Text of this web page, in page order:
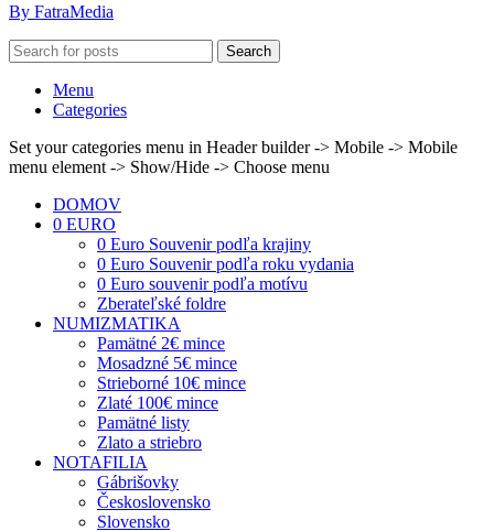
By FatraMedia
Search
Menu
Categories
Set your categories menu in Header builder -> Mobile -> Mobile
menu element -> Show/Hide -> Choose menu
DOMOV
0 EURO
0 Euro Souvenir podľa krajiny
0 Euro Souvenir podľa roku vydania
0 Euro souvenir podľa motívu
Zberateľské foldre
NUMIZMATIKA
Pamätné 2€ mince
Mosadzné 5€ mince
Strieborné 10€ mince
Zlaté 100€ mince
Pamätné listy
Zlato a striebro
NOTAFILIA
Gábrišovky
Československo
Slovensko